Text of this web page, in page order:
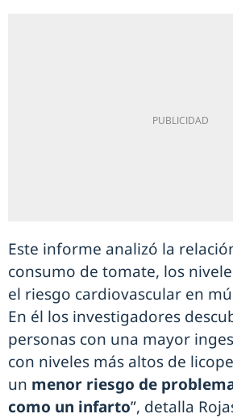
Este informe analizó la
consumo de tomate, los
el riesgo cardiovascular en
En él los investigadores
personas con una mayor
con niveles más altos de
un menor riesgo de
como un infarto”, detalla